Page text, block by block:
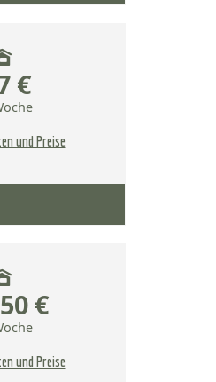
€
und Preise
€
und Preise